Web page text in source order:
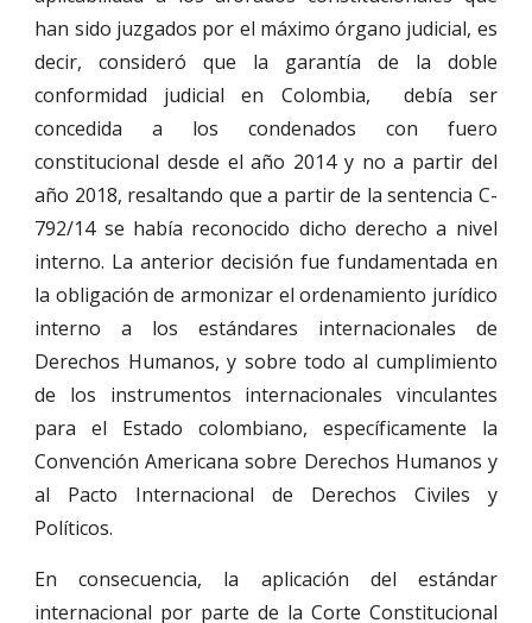
han sido juzgados por el máximo órgano judicial, es
decir, consideró que la garantía de la doble
conformidad judicial en Colombia, debía ser
concedida a los condenados con fuero
constitucional desde el año 2014 y no a partir del
año 2018, resaltando que a partir de la sentencia C-
792/14 se había reconocido dicho derecho a nivel
interno. La anterior decisión fue fundamentada en
la obligación de armonizar el ordenamiento jurídico
interno a los estándares internacionales de
Derechos Humanos, y sobre todo al cumplimiento
de los instrumentos internacionales vinculantes
para el Estado colombiano, específicamente la
Convención Americana sobre Derechos Humanos y
al Pacto Internacional de Derechos Civiles y
Políticos.
En consecuencia, la aplicación del estándar
internacional por parte de la Corte Constitucional